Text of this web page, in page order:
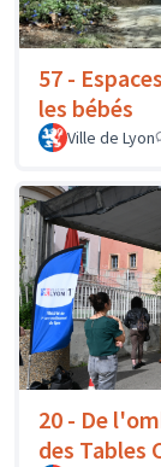
57 -
les bébés
Ville de Lyon
20 - De
des Tables